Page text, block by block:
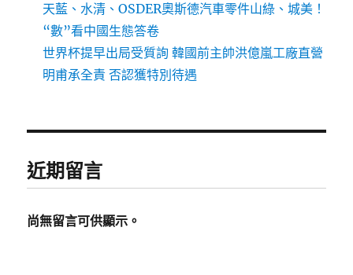
天藍、水清、OSDER奧斯德汽車零件山綠、城美！
“數”看中國生態答卷
世界杯提早出局受質詢 韓國前主帥洪億嵐工廠直營
明甫承全責 否認獲特別待遇
近期留言
尚無留言可供顯示。